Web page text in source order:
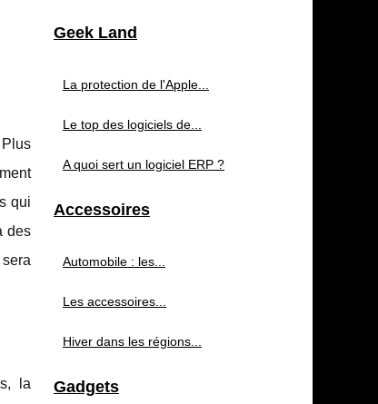
qui
des
la
Geek Land
La protection de l'Apple...
Le top des logiciels de...
A quoi sert un logiciel ERP ?
Accessoires
Automobile : les...
Les accessoires...
Hiver dans les régions...
Gadgets